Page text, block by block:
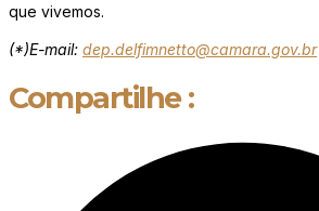
que vivemos.
(*)E-mail: dep.delfimnetto@camara.gov.br
Compartilhe :